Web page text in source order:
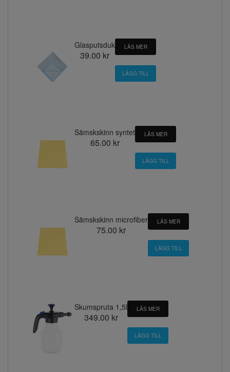
Glasputsduk
39.00 kr
LÄS MER
Sämskskinn syntet
65.00 kr
LÄS MER
Sämskskinn microfiber
75.00 kr
LÄS MER
Skumspruta 1,5l
349.00 kr
LÄS MER